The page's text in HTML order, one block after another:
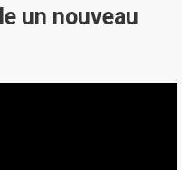
un nouveau